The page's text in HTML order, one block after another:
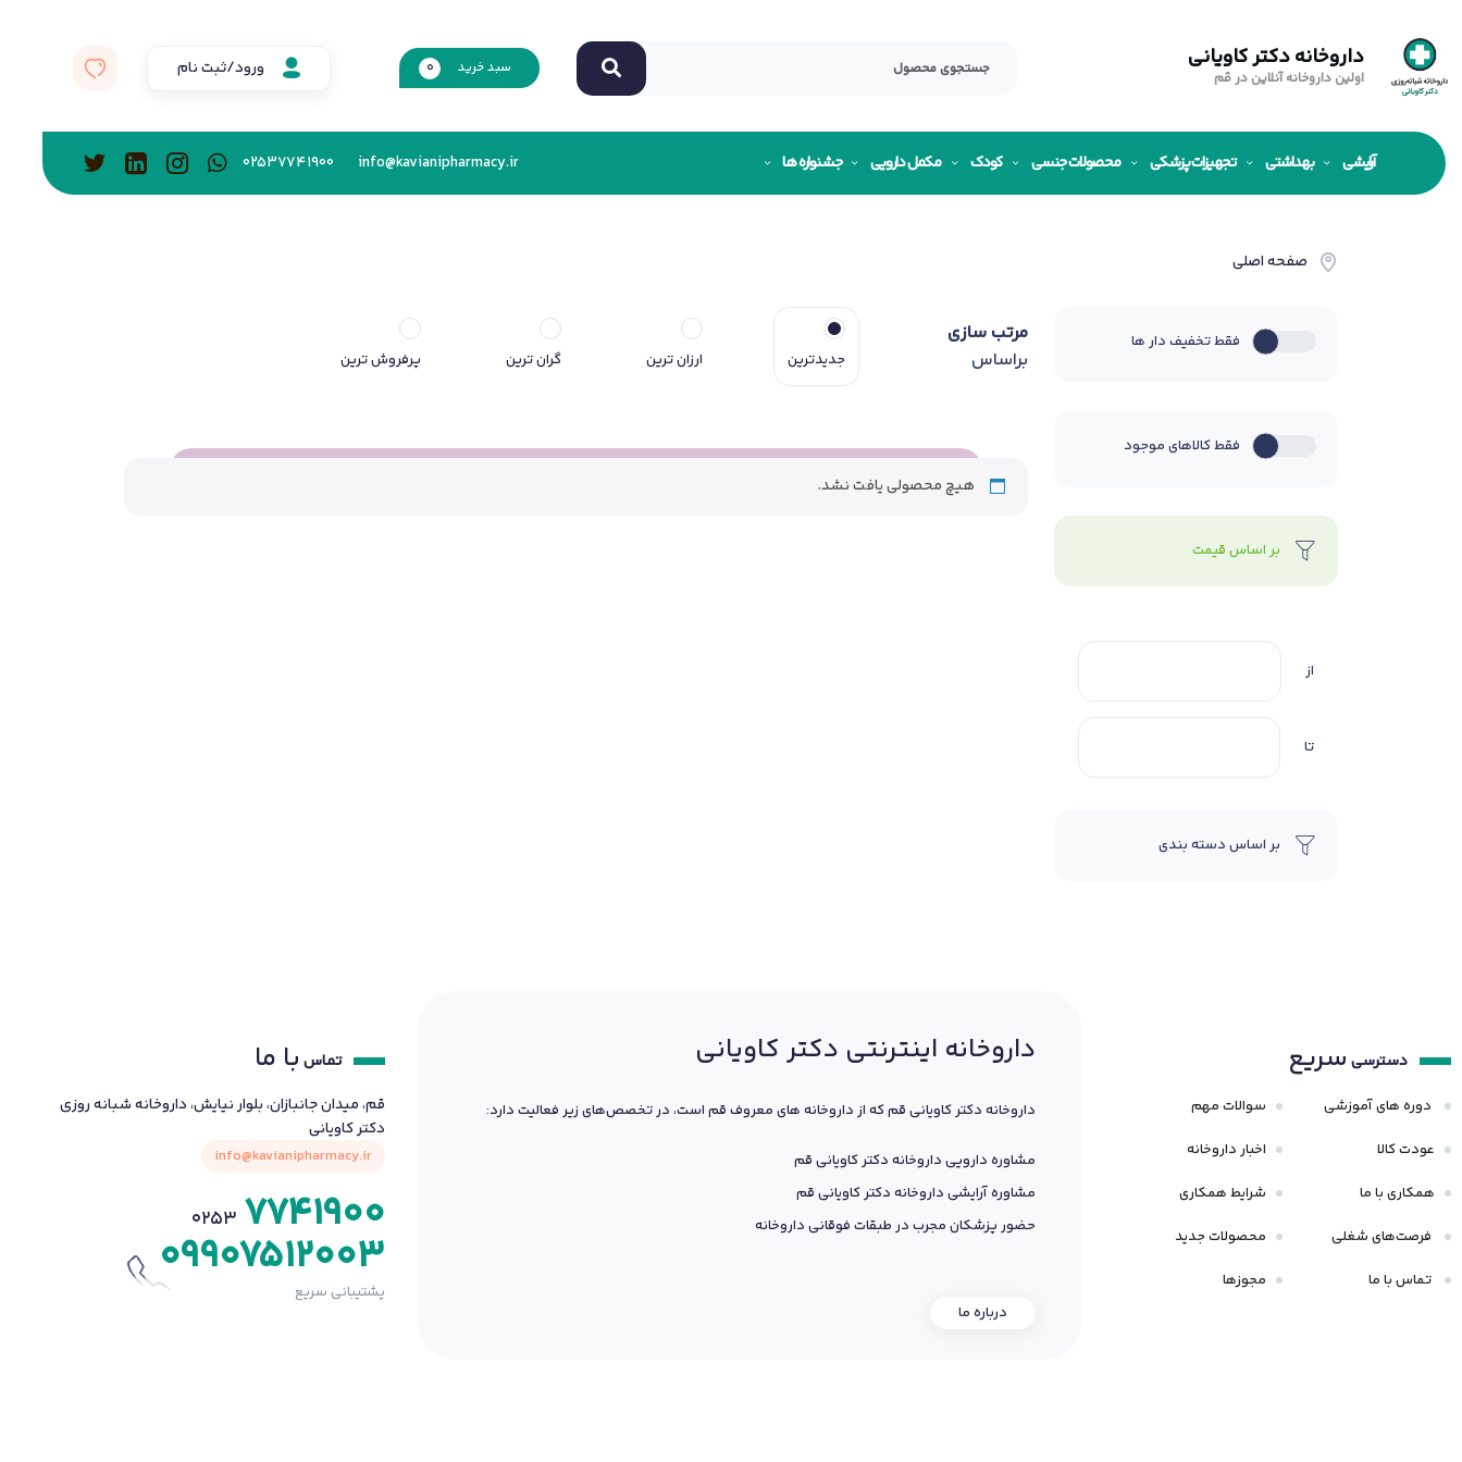
داروخانه دکتر کاویانی
اولین داروخانه آنلاین در قم
سبد خرید 0 ورود/ثبت نام
آرایشی بهداشتی تجهیزات پزشکی محصولات جنسی کودک مکمل دارویی جشنواره ها info@kavianipharmacy.ir
02537741900
صفحه اصلی
فقط تخفیف دار ها
فقط کالاهای موجود
بر اساس قیمت
از
تا
بر اساس دسته بندی
مرتب سازی
براساس
جدیدترین ارزان ترین گران ترین پرفروش ترین
هیچ محصولی یافت نشد.
دسترسی سریع
دوره های آموزشی
عودت کالا
همکاری با ما
فرصت‌های شغلی
تماس با ما
سوالات مهم
اخبار داروخانه
شرایط همکاری
محصولات جدید
مجوزها
داروخانه اینترنتی دکتر کاویانی
داروخانه دکتر کاویانی قم که از داروخانه های معروف قم است، در تخصص‌های زیر فعالیت دارد:
مشاوره دارویی داروخانه دکتر کاویانی قم
مشاوره آرایشی داروخانه دکتر کاویانی قم
حضور پزشکان مجرب در طبقات فوقانی داروخانه
درباره ما
تماس با ما
قم، میدان جانبازان، بلوار نیایش، داروخانه شبانه روزی
دکتر کاویانی
info@kavianipharmacy.ir
0253 7741900
09907512003
پشتیبانی سریع